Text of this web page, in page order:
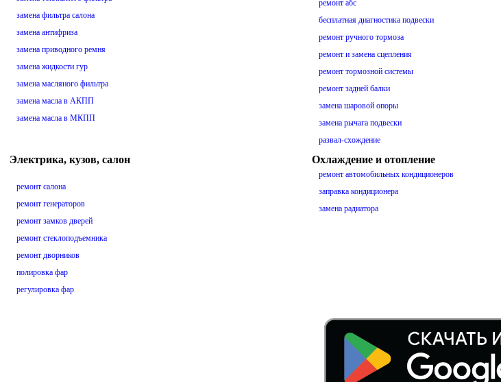
замена фильтра салона
замена антифриза
замена приводного ремня
замена жидкости гур
замена масляного фильтра
замена масла в АКПП
замена масла в МКПП
ремонт абс
бесплатная диагностика подвески
ремонт ручного тормоза
ремонт и замена сцепления
ремонт тормозной системы
ремонт задней балки
замена шаровой опоры
замена рычага подвески
развал-схождение
Электрика, кузов, салон
ремонт салона
ремонт генераторов
ремонт замков дверей
ремонт стеклоподъемника
ремонт дворников
полировка фар
регулировка фар
Охлаждение и отопление
ремонт автомобильных кондиционеров
заправка кондиционера
замена радиатора